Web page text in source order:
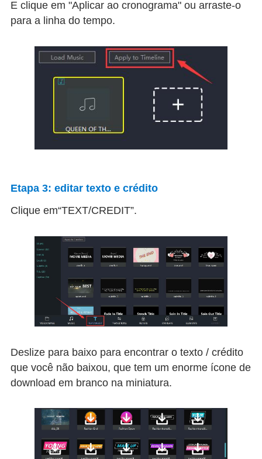
E clique em "Aplicar ao cronograma" ou arraste-o
para a linha do tempo.
Etapa 3: editar texto e crédito
Clique em“TEXT/CREDIT”.
Deslize para baixo para encontrar o texto / crédito
que você não baixou, que tem um enorme ícone de
download em branco na miniatura.